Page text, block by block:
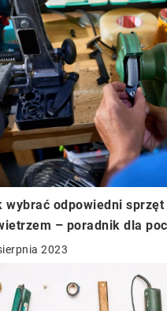
wybrać odpowiedni sprzęt
– poradnik dla
2023